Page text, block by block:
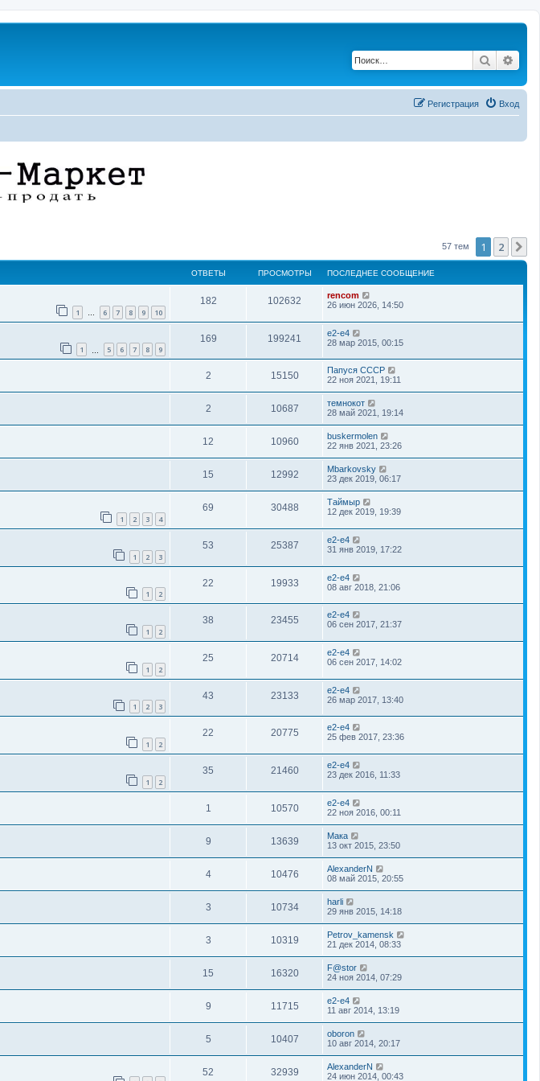
Поиск
Вход
Регистрация
57 тем 1 2
ОТВЕТЫ ПРОСМОТРЫ ПОСЛЕДНЕЕ СООБЩЕНИЕ
1 … 6 7 8 9 10
182 102632
rencom
26 июн 2026, 14:50
1 5 6 7 8 9
169 199241
e2-e4
28 мар 2015, 00:15
2 15150
Папуся СССР
22 ноя 2021, 19:11
2 10687
темнокот
28 май 2021, 19:14
12 10960
buskermolen
22 янв 2021, 23:26
15 12992
Mbarkovsky
23 дек 2019, 06:17
1 2 3 4
69 30488
Таймыр
12 дек 2019, 19:39
1 2 3
53 25387
e2-e4
31 янв 2019, 17:22
1 2
22 19933
e2-e4
08 авг 2018, 21:06
1 2
38 23455
e2-e4
06 сен 2017, 21:37
1 2
25 20714
e2-e4
06 сен 2017, 14:02
1 2 3
43 23133
e2-e4
26 мар 2017, 13:40
1 2
22 20775
e2-e4
25 фев 2017, 23:36
1 2
35 21460
e2-e4
23 дек 2016, 11:33
1 10570
e2-e4
22 ноя 2016, 00:11
9 13639
Мака
13 окт 2015, 23:50
4 10476
AlexanderN
08 май 2015, 20:55
3 10734
harli
29 янв 2015, 14:18
3 10319
Petrov_kamensk
21 дек 2014, 08:33
15 16320
F@stor
24 ноя 2014, 07:29
9 11715
e2-e4
11 авг 2014, 13:19
5 10407
oboron
10 авг 2014, 20:17
52 32939
AlexanderN
24 июн 2014, 00:43